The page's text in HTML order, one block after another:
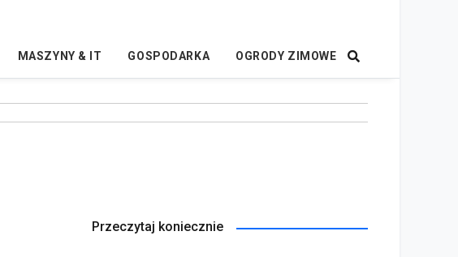
MASZYNY & IT GOSPODARKA OGRODY ZIMOWE
Przeczytaj koniecznie